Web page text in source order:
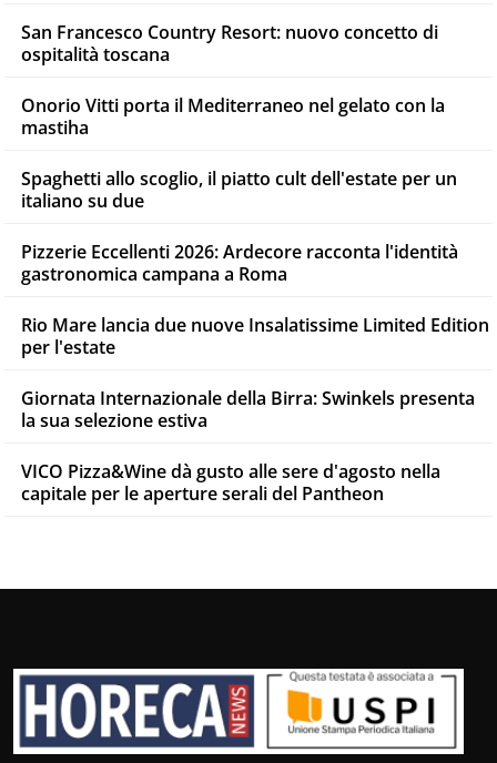
San Francesco Country Resort: nuovo concetto di
ospitalità toscana
Onorio Vitti porta il Mediterraneo nel gelato con la
mastiha
Spaghetti allo scoglio, il piatto cult dell'estate per un
italiano su due
Pizzerie Eccellenti 2026: Ardecore racconta l'identità
gastronomica campana a Roma
Rio Mare lancia due nuove Insalatissime Limited Edition
per l'estate
Giornata Internazionale della Birra: Swinkels presenta
la sua selezione estiva
VICO Pizza&Wine dà gusto alle sere d'agosto nella
capitale per le aperture serali del Pantheon